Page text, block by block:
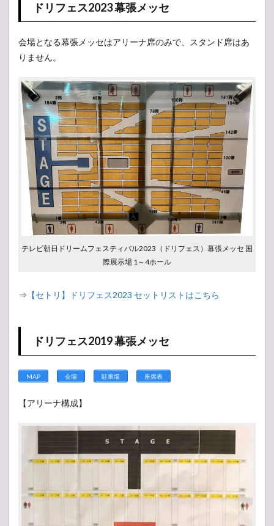
ドリ
フェ
2016
代々
育館
ドリフェス2023 幕張メッセ
会場となる幕張メッセはアリーナ席のみで、スタンド席はあ
りません。
テレビ朝日ドリームフェスティバル2023（ドリフェス）幕張メッセ 国
際展示場 1～4ホール
⇒ 【セトリ】ドリフェス2023 セットリストはこちら
ドリフェス2019 幕張メッセ
MAP 会場 駐車場 座席表
【アリーナ構成】